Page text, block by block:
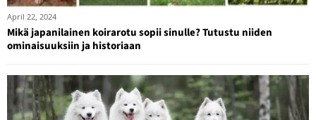
April 22, 2024
Mikä japanilainen koirarotu sopii sinulle? Tutustu niiden
ominaisuuksiin ja historiaan